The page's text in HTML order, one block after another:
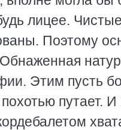
лицее.
Поэтому
Этим пусть
похотью путает.